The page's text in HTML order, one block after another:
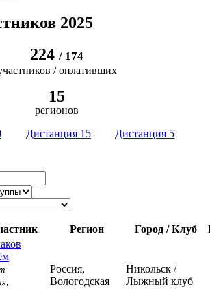
2025
224 / 174
/ оплативших
15
регионов
Дистанция 15 Дистанция 5
Регион Город / Клуб
Россия,
Вологодская
Никольск /
Лыжный клуб